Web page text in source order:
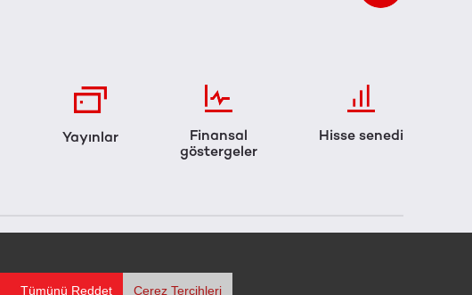
Yayınlar
Finansal
göstergeler
Hisse senedi
Tümünü Reddet Çerez Tercihleri